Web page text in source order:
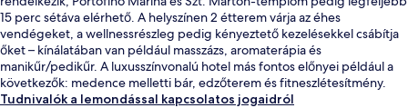
15 perc sétáva elérhető. A helyszínen 2 étterem várja az éhes
vendégeket, a wellnessrészleg pedig kényeztető kezelésekkel csábítja
őket – kínálatában van például masszázs, aromaterápia és
manikűr/pedikűr. A luxusszínvonalú hotel más fontos előnyei például a
következők: medence melletti bár, edzőterem és fitneszlétesítmény.
Tudnivalók a lemondással kapcsolatos jogaidról